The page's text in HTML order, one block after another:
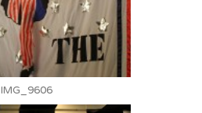
IMG_9606